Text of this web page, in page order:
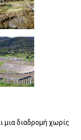
μια διαδρομή χωρίς